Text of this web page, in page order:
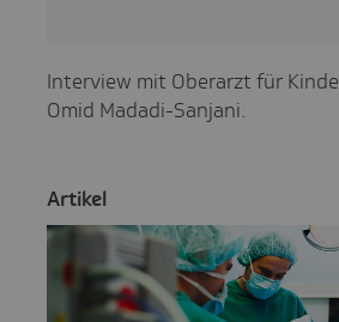
Interview mit Oberarzt für
Omid Madadi-Sanjani.
Artikel